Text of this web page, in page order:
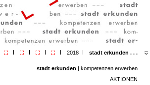
2018 stadt erkunden . . .
stadt erkunden | kompetenzen erwerben
AKTIONEN